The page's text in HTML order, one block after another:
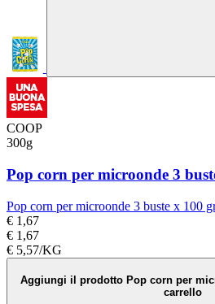
COOP
300g
Pop corn per microonde 3
Pop corn per microonde 3 buste x 100
€ 1,67
€ 1,67
€ 5,57/KG
Aggiungi il prodotto Pop corn per
carrello